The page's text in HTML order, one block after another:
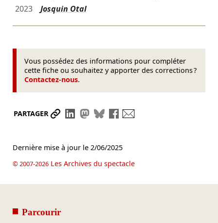
2023
Josquin Otal
Vous possédez des informations pour compléter
cette fiche ou souhaitez y apporter des corrections ?
Contactez-nous.
PARTAGER Partager le lien
Partager sur LinkedIn
Partager sur Mastodon
Partager sur Bluesky
Partager sur Facebook
Dernière mise à jour le 2/06/2025
© 2007-2026Les Archives du spectacle
Parcourir